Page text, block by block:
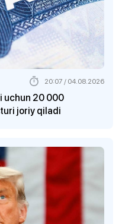
uchun 20 000
joriy qiladi
20:07 / 04.08.2026